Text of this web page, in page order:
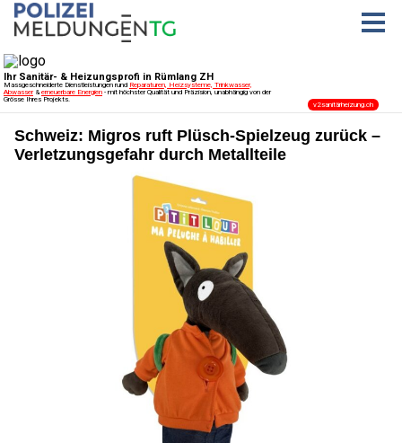
Schweiz: Migros ruft Plüsch-Spielzeug zurück –
Verletzungsgefahr durch Metallteile